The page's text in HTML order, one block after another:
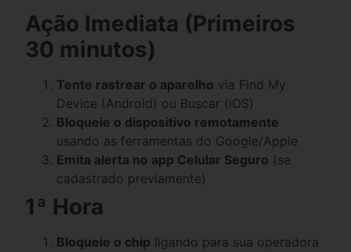
Ação Imediata (Primeiros
30 minutos)
Tente rastrear o aparelho via Find My
Device (Android) ou Buscar (iOS)
Bloqueie o dispositivo remotamente
usando as ferramentas do Google/Apple
Emita alerta no app Celular Seguro (se
cadastrado previamente)
1ª Hora
Bloqueie o chip ligando para sua operadora